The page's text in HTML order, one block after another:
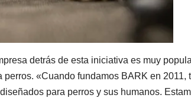
detrás de esta iniciativa es muy
«Cuando fundamos BARK en 2011,
para perros y sus humanos.